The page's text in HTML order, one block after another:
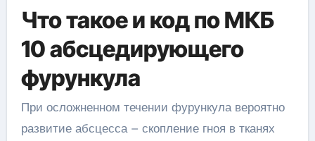
Что такое и код по МКБ
10 абсцедирующего
фурункула
При осложненном течении фурункула вероятно
развитие абсцесса – скопление гноя в тканях